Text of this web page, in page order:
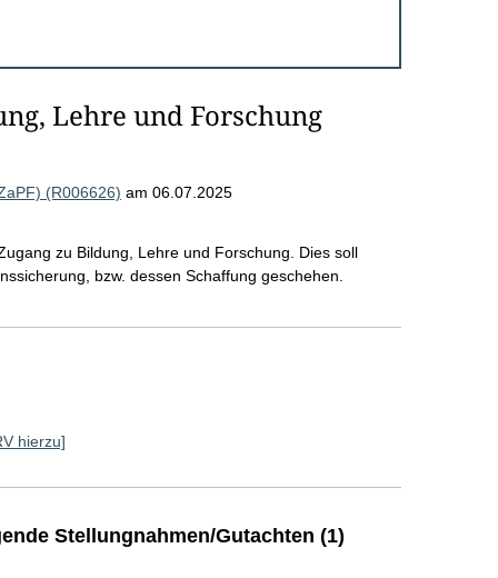
Lehre und Forschung
(R006626) am 06.07.2025
zu Bildung, Lehre und Forschung. Dies soll
bzw. dessen Schaffung geschehen.
hierzu]
Stellungnahmen/Gutachten (1)